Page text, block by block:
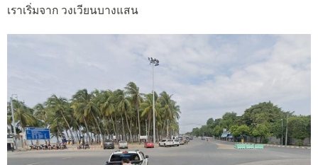
เราเริ่มจาก วงเวียนบางแสน